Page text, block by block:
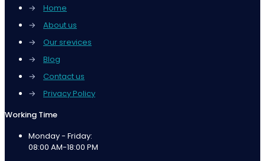
→
Home
→
About us
→
Our srevices
→
Blog
→
Contact us
→
Privacy Policy
Working Time
Monday - Friday:
08:00 AM-18:00 PM